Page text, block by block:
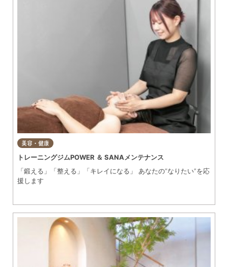
美容・健康
トレーニングジムPOWER ＆ SANAメンテナンス
「鍛える」「整える」「キレイになる」 あなたの“なりたい”を応
援します